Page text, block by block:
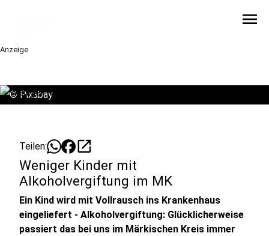
menu
Anzeige
© Pixabay
Teilen: open_in_new
Weniger Kinder mit
Alkoholvergiftung im MK
Ein Kind wird mit Vollrausch ins Krankenhaus
eingeliefert - Alkoholvergiftung: Glücklicherweise
passiert das bei uns im Märkischen Kreis immer